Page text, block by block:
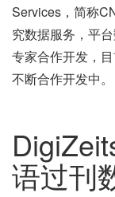
Services，简称
究数据服务，平
专家合作开发，
不断合作开发中。
语过刊